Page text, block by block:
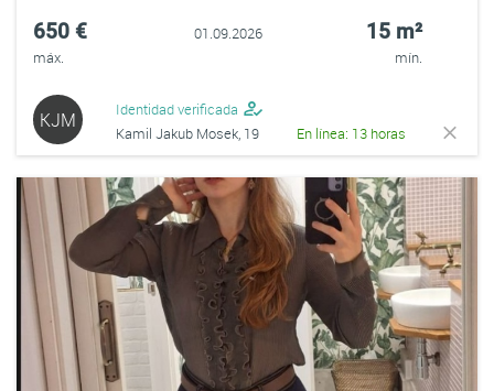
650 €
máx.
01.09.2026 15 m²
mín.
KJM
Identidad verificada
Kamil Jakub Mosek, 19
En línea: 13 horas